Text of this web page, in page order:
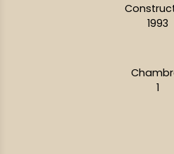
1993
1